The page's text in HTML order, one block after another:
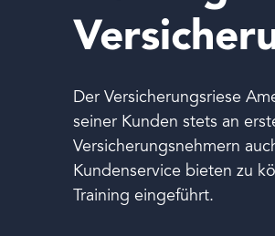
Sprache
Der Versicherungsriese
seiner Kunden stets an
Versicherungsnehmern
Kundenservice bieten zu
Training eingeführt.